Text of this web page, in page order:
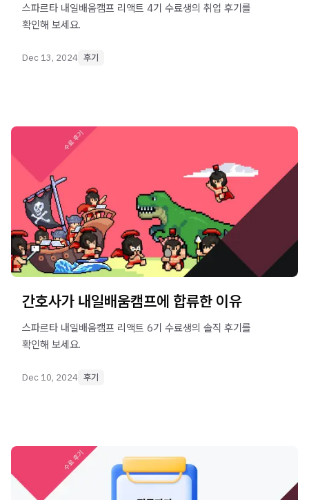
스파르타 내일배움캠프 리액트 4기 수료생의 취업 후기를
확인해 보세요.
Dec 13, 2024 후기
간호사가 내일배움캠프에 합류한 이유
스파르타 내일배움캠프 리액트 6기 수료생의 솔직 후기를
확인해 보세요.
Dec 10, 2024 후기